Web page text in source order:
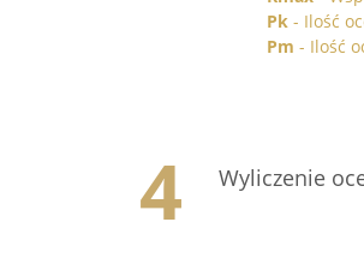
Pk - Ilość
Pm - Ilość
Wyliczenie